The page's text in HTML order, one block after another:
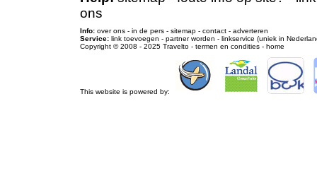
ons
Info: over ons - in de pers - sitemap - contact - adverteren
Service: link toevoegen - partner worden - linkservice (uniek in
Copyright © 2008 - 2025 Travelto - termen en condities - home
This website is powered by: